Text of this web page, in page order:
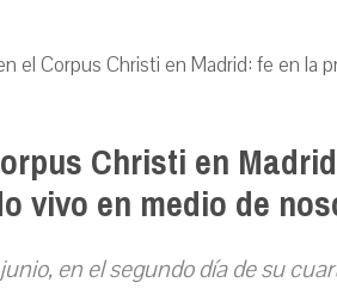
el Corpus Christi en Madrid: fe en la
Christi en
vivo en medio de
en el segundo día de su